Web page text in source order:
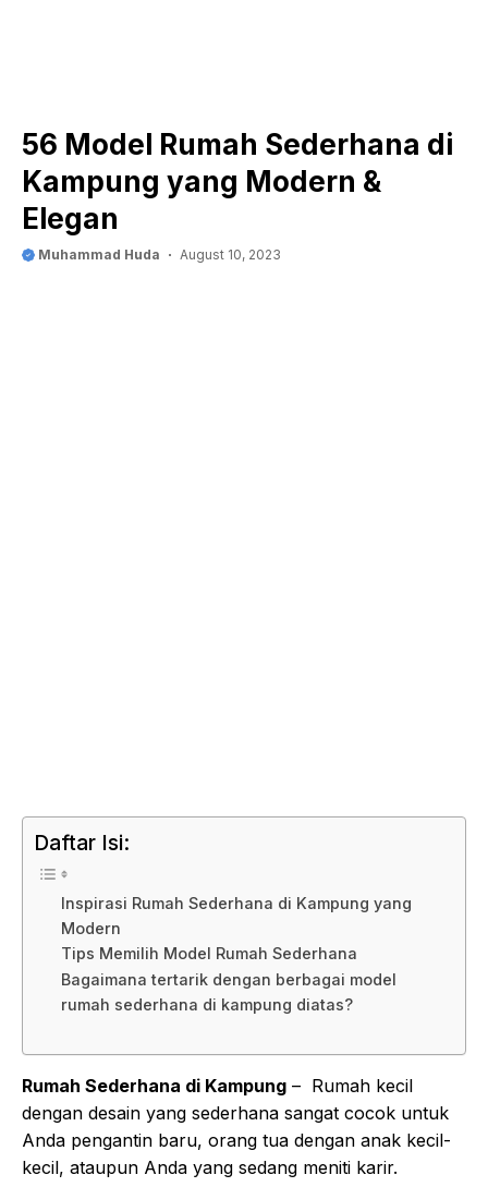
56 Model Rumah Sederhana di
Kampung yang Modern &
Elegan
Muhammad Huda August 10, 2023
Daftar Isi:
Inspirasi Rumah Sederhana di Kampung yang
Modern
Tips Memilih Model Rumah Sederhana
Bagaimana tertarik dengan berbagai model
rumah sederhana di kampung diatas?
Rumah Sederhana di Kampung – Rumah kecil
dengan desain yang sederhana sangat cocok untuk
Anda pengantin baru, orang tua dengan anak kecil-
kecil, ataupun Anda yang sedang meniti karir.